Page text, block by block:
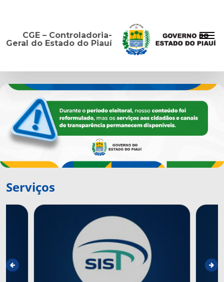
CGE – Controladoria-
Geral do Estado do Piauí
Serviços